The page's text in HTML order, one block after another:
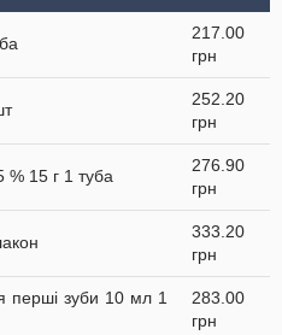
217.00
грн
252.20
грн
% 15 г 1 туба
276.90
грн
333.20
грн
перші зуби 10 мл 1
283.00
грн